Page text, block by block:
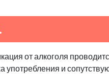
от алкоголя
употребления и